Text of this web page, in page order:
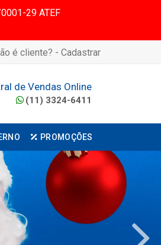
29 ATEF
é cliente? - Cadastrar
de Vendas Online
(11) 3324-6411
PROMOÇÕES